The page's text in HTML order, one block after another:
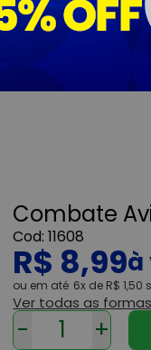
Combate
11608
R$ 8,99
ou 6x de R$ 1,50
Ver todas as
- +